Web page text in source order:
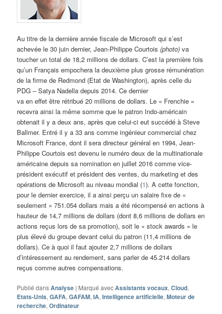
Au titre de la dernière année fiscale de Microsoft qui s’est
achevée le 30 juin dernier, Jean-Philippe Courtois(photo) va
toucher un total de 18,2 millions de dollars. C’est la première fois
qu’un Français empochera la deuxième plus grosse rémunération
de la firme de Redmond (Etat de Washington), après celle du
PDG – Satya Nadella depuis 2014. Ce dernier
va en effet être rétribué 20 millions de dollars. Le « Frenchie »
recevra ainsi la même somme que le patron Indo-américain
obtenait il y a deux ans, après que celui-ci eut succédé à Steve
Ballmer. Entré il y a 33 ans comme ingénieur commercial chez
Microsoft France, dont il sera directeur général en 1994, Jean-
Philippe Courtois est devenu le numéro deux de la multinationale
américaine depuis sa nomination en juillet 2016 comme vice-
président exécutif et président des ventes, du marketing et des
opérations de Microsoft au niveau mondial (1). A cette fonction,
pour le dernier exercice, il a ainsi perçu un salaire fixe de «
seulement » 751.054 dollars mais a été récompensé en actions à
hauteur de 14,7 millions de dollars (dont 8,6 millions de dollars en
actions reçus lors de sa promotion), soit le « stock awards » le
plus élevé du groupe devant celui du patron (11,4 millions de
dollars). Ce à quoi il faut ajouter 2,7 millions de dollars
d’intéressement au rendement, sans parler de 45.214 dollars
reçus comme autres compensations.
Publié dansAnalyse | Marqué avecAssistants vocaux,Cloud,
Etats-Unis,GAFA,GAFAM,IA,Intelligence artificielle,Moteur de
recherche,Ordinateur